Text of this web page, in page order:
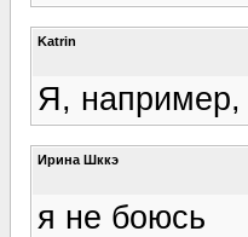
Katrin
Я, например,
Ирина Шккэ
я не боюсь